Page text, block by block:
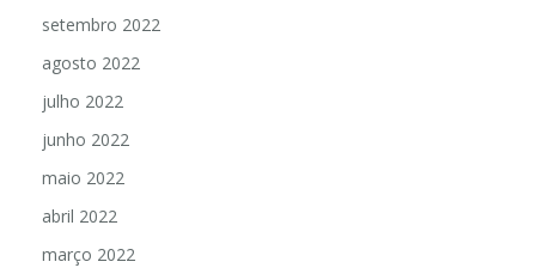
setembro 2022
agosto 2022
julho 2022
junho 2022
maio 2022
abril 2022
março 2022